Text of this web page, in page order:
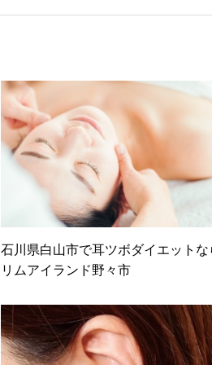
石川県白山市で耳ツボダイエットな
リムアイランド野々市